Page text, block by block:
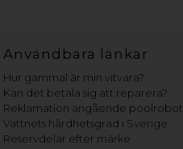
Användbara länkar
Hur gammal är min vitvara?
Kan det betala sig att reparera?
Reklamation angående poolrobot
Vattnets hårdhetsgrad i Sverige
Reservdelar efter märke